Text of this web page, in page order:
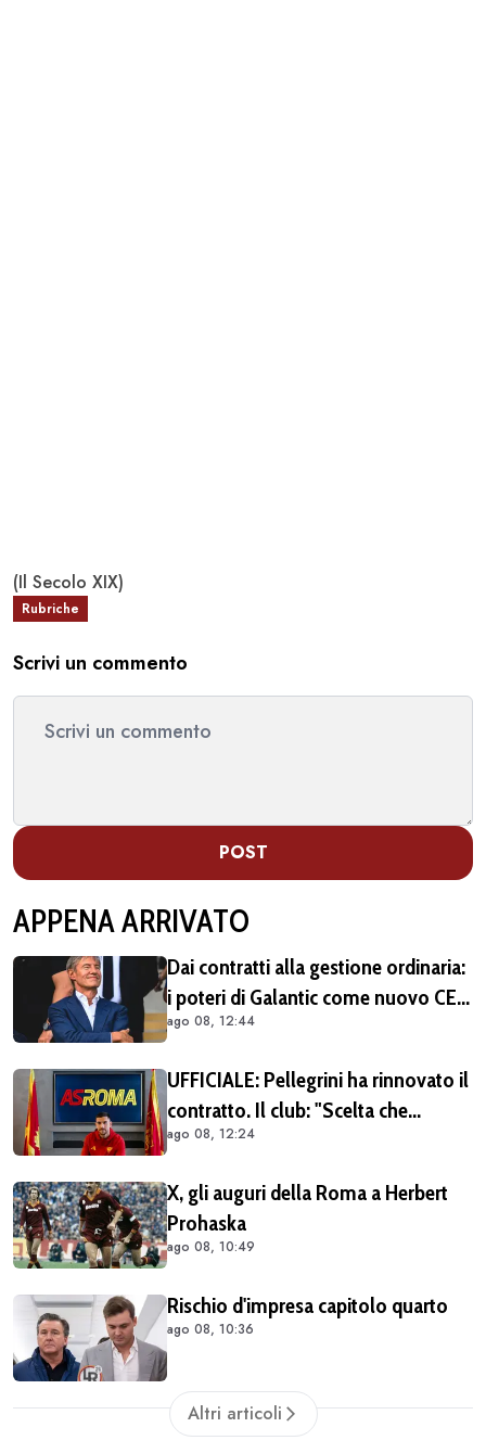
(Il Secolo XIX)
Rubriche
Scrivi un commento
POST
APPENA ARRIVATO
Dai contratti alla gestione ordinaria:
i poteri di Galantic come nuovo CEO
della Roma
ago 08, 12:44
UFFICIALE: Pellegrini ha rinnovato il
contratto. Il club: "Scelta che
testimonia condivisione della
progetto romanista"
ago 08, 12:24
X, gli auguri della Roma a Herbert
Prohaska
ago 08, 10:49
Rischio d'impresa capitolo quarto
ago 08, 10:36
Altri articoli